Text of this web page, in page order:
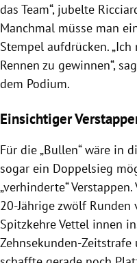
das Team“, jubelte
Manchmal müsse man
Stempel aufdrücken.
Rennen zu gewinnen“,
dem Podium.
Einsichtiger
Für die „Bullen“ wäre in
sogar ein Doppelsieg
„verhinderte“Verstappen.
20-Jährige zwölf Runden
SpitzkehreVettel innen
Zehnsekunden-